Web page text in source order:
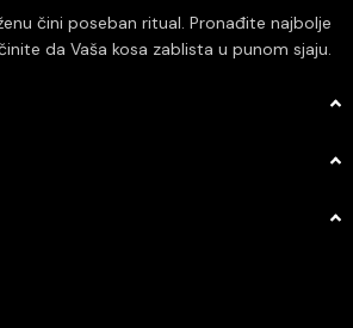
čini poseban ritual. Pronađite najbolje
da Vaša kosa zablista u punom sjaju.